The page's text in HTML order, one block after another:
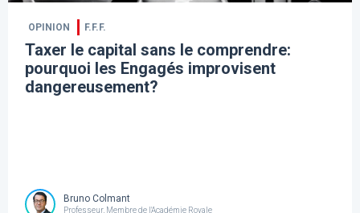
OPINION F.F.F.
Taxer le capital sans le comprendre:
pourquoi les Engagés improvisent
dangereusement?
Bruno Colmant
Professeur, Membre de l'Académie Royale